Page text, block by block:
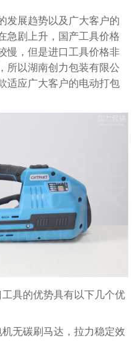
发展趋势以及广大客户的
急剧上升，国产工具价格
慢，但是进口工具价格非
所以湖南创力包装有限公
适应广大客户的电动打包
具的优势具有以下几个优
无碳刷马达，拉力稳定效